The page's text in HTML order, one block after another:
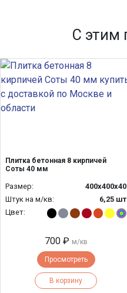
С этим
Плитка бетонная 8 кирпичей
Соты 40 мм
Размер:
400х400х40
Штук на м/кв:
6,25 шт
Цвет:
700 ₽ м/кв
Просмотреть
В корзину